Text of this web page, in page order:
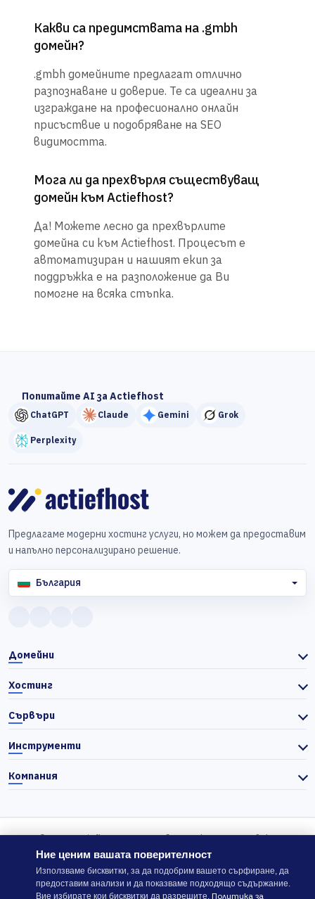
Какви са предимствата на .gmbh
домейн?
.gmbh домейните предлагат отлично
разпознаване и доверие. Те са идеални за
изграждане на професионално онлайн
присъствие и подобряване на SEO
видимостта.
Мога ли да прехвърля съществуващ
домейн към Actiefhost?
Да! Можете лесно да прехвърлите
домейна си към Actiefhost. Процесът е
автоматизиран и нашият екип за
поддръжка е на разположение да Ви
помогне на всяка стъпка.
Попитайте AI за Actiefhost
ChatGPT Claude Gemini Grok
Perplexity
Предлагаме модерни хостинг услуги, но можем да предоставим
и напълно персонализирано решение.
България
Домейни
Хостинг
Сървъри
Инструменти
Компания
© 2026 Actiefhost. Съгласно българското търговско
законодателство цените в сайта се показват без ДДС, а ДДС се
изчислява отделно при завършване на поръчката, когато е
приложимо.
Ние ценим вашата поверителност
Използваме бисквитки, за да подобрим вашето сърфиране, да
предоставим анализи и да показваме подходящо съдържание.
Вие избирате кои бисквитки да разрешите. Политика за